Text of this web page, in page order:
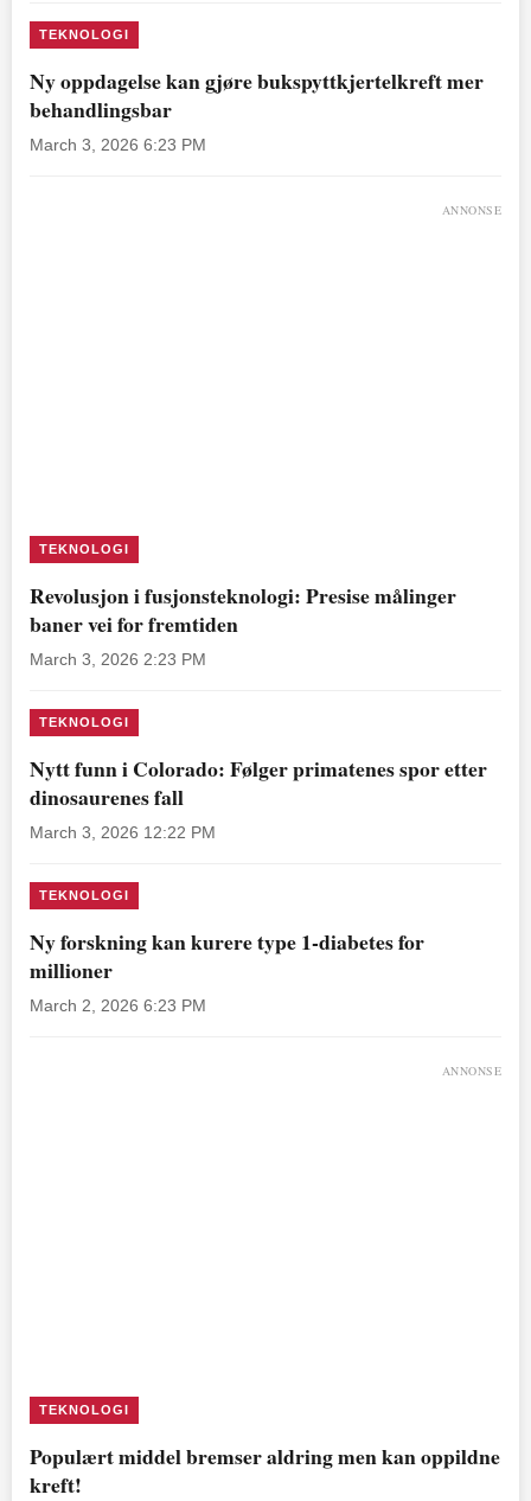
TEKNOLOGI
Ny oppdagelse kan gjøre bukspyttkjertelkreft mer
behandlingsbar
March 3, 2026 6:23 PM
ANNONSE
TEKNOLOGI
Revolusjon i fusjonsteknologi: Presise målinger
baner vei for fremtiden
March 3, 2026 2:23 PM
TEKNOLOGI
Nytt funn i Colorado: Følger primatenes spor etter
dinosaurenes fall
March 3, 2026 12:22 PM
TEKNOLOGI
Ny forskning kan kurere type 1-diabetes for
millioner
March 2, 2026 6:23 PM
ANNONSE
TEKNOLOGI
Populært middel bremser aldring men kan oppildne
kreft!